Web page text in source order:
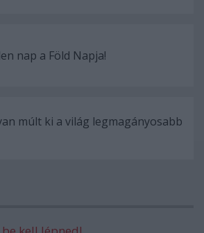
nap a Föld Napja!
múlt ki a világ legmagányosabb